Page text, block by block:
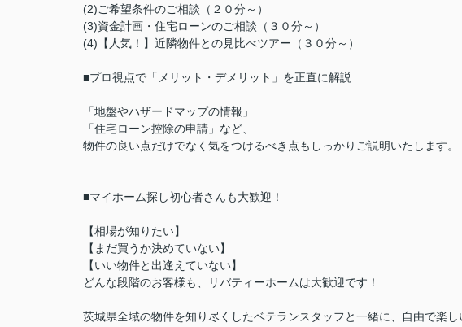
(2)ご希望条件のご相談（２０分～）
(3)資金計画・住宅ローンのご相談（３０分～）
(4)【人気！】近隣物件との見比べツアー（３０分～）
■プロ視点で「メリット・デメリット」を正直に解説
「地盤やハザードマップの情報」
「住宅ローン控除の申請」など、
物件の良い点だけでなく気をつけるべき点もしっかりご説明いたします。
■マイホーム探し初心者さんも大歓迎！
【相場が知りたい】
【まだ買うか決めていない】
【いい物件と出逢えていない】
どんな段階のお客様も、リバティーホームは大歓迎です！
茨城県全域の物件を知り尽くしたベテランスタッフと一緒に、自由で楽